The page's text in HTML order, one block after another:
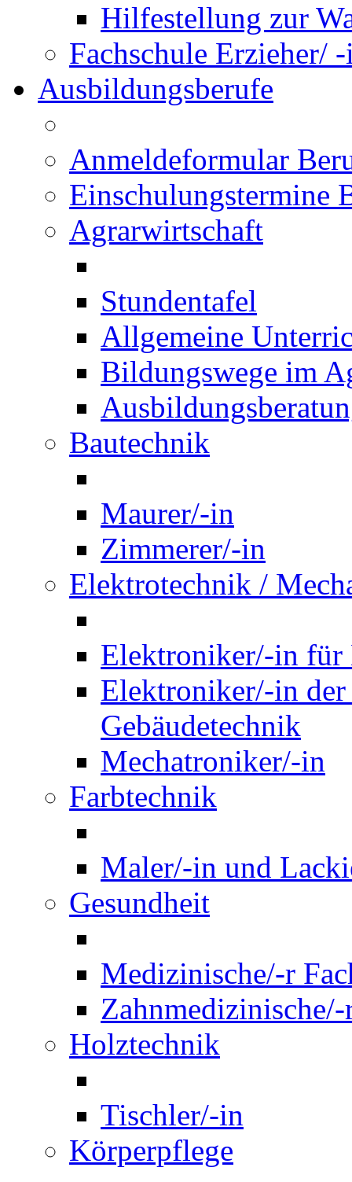
Hilfestellung zur
Fachschule Erzieher/
Ausbildungsberufe
Anmeldeformular
Einschulungstermine
Agrarwirtschaft
Stundentafel
Allgemeine
Bildungswege im
Bautechnik
Maurer/-in
Zimmerer/-in
Elektrotechnik /
Elektroniker/-in für
Elektroniker/-in
Gebäudetechnik
Mechatroniker/-in
Farbtechnik
Maler/-in und
Gesundheit
Medizinische/-r
Holztechnik
Tischler/-in
Körperpflege